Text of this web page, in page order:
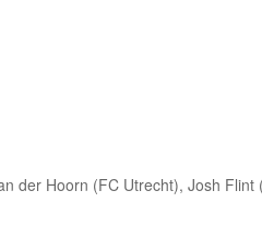
der Hoorn (FC Utrecht), Josh Flint